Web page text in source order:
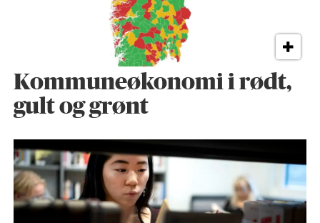
Kommuneøkonomi i rødt,
gult og grønt